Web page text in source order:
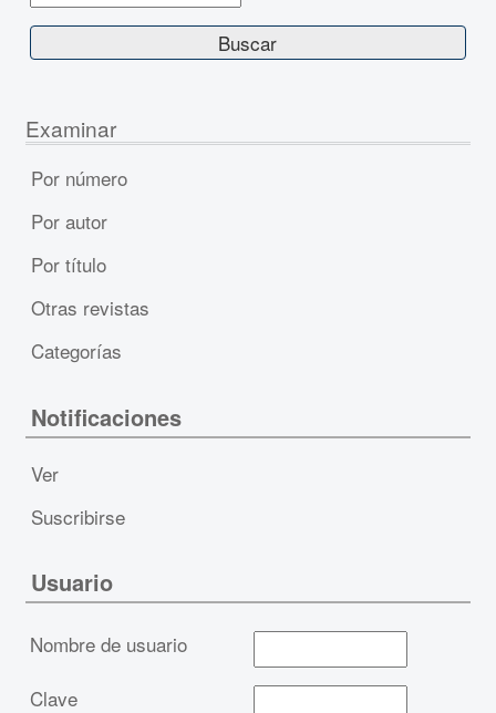
Examinar
Por número
Por autor
Por título
Otras revistas
Categorías
Notificaciones
Ver
Suscribirse
Usuario
Nombre de usuario
Clave